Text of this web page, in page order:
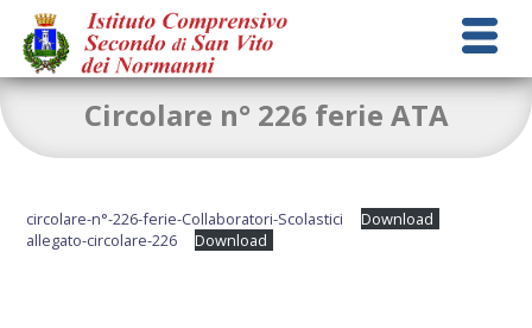
Circolare n° 226 ferie ATA
circolare-n°-226-ferie-Collaboratori-Scolastici
Download
allegato-circolare-226
Download